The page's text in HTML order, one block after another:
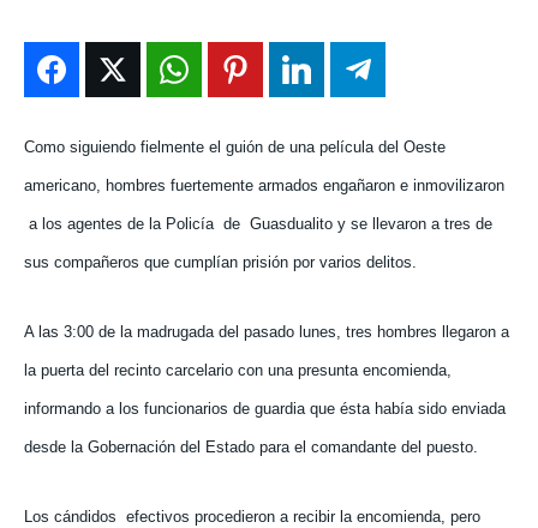
ENTRETENIMIENTO
EN VIVO
NOSOTROS
INSTITUCIONAL
ENTRETENIMIENTO
EN VIVO
NOSOTROS
INSTITUCIONAL
ENTRETENIMIENTO
EN VIVO
NOSOTROS
INSTITUCIONAL
ENTRETENIMIENTO
EN VIVO
NOSOTROS
INSTITUCIONAL
Como siguiendo fielmente el guión de una película del Oeste
americano, hombres fuertemente armados engañaron e inmovilizaron
a los agentes de la Policía de Guasdualito y se llevaron a tres de
sus compañeros que cumplían prisión por varios delitos.
A las 3:00 de la madrugada del pasado lunes, tres hombres llegaron a
la puerta del recinto carcelario con una presunta encomienda,
informando a los funcionarios de guardia que ésta había sido enviada
desde la Gobernación del Estado para el comandante del puesto.
Los cándidos efectivos procedieron a recibir la encomienda, pero